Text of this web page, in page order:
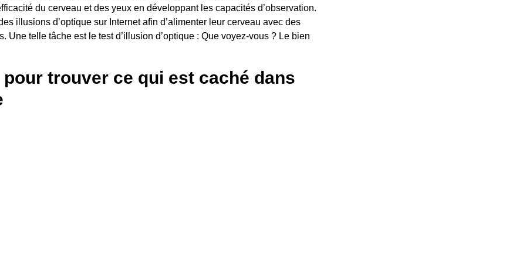
du cerveau et des yeux en développant les capacités d’observation.
illusions d’optique sur Internet afin d’alimenter leur cerveau avec des
Une telle tâche est le test d’illusion d’optique : Que voyez-vous ? Le bien
trouver ce qui est caché dans